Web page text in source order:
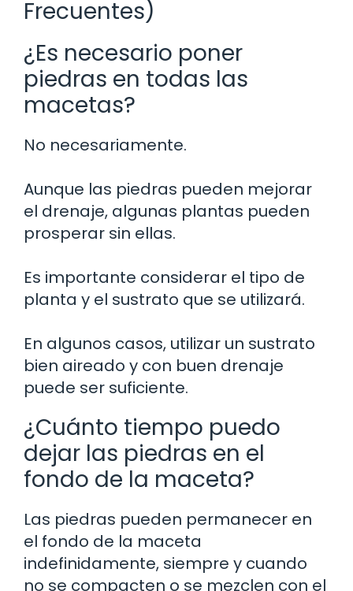
Frecuentes)
¿Es necesario poner
piedras en todas las
macetas?
No necesariamente.
Aunque las piedras pueden mejorar
el drenaje, algunas plantas pueden
prosperar sin ellas.
Es importante considerar el tipo de
planta y el sustrato que se utilizará.
En algunos casos, utilizar un sustrato
bien aireado y con buen drenaje
puede ser suficiente.
¿Cuánto tiempo puedo
dejar las piedras en el
fondo de la maceta?
Las piedras pueden permanecer en
el fondo de la maceta
indefinidamente, siempre y cuando
no se compacten o se mezclen con el